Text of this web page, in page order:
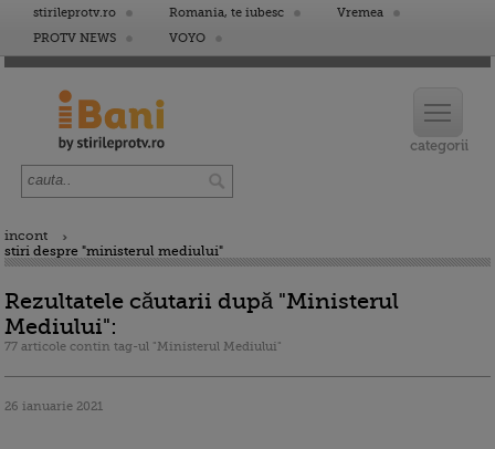
stirileprotv.ro Romania, te iubesc
Vremea
PROTV NEWS
VOYO
incont
stiri despre "ministerul mediului"
Rezultatele căutarii după "Ministerul
Mediului":
77 articole contin tag-ul "Ministerul Mediului"
26 ianuarie 2021